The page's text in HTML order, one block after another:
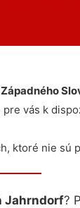
Západného
vás k
ktoré nie sú
Jahrndorf?